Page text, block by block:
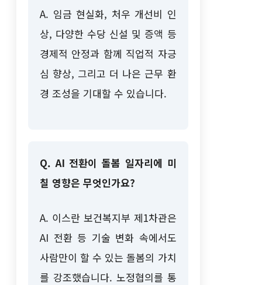
A. 임금 현실화, 처우 개선비 인
상, 다양한 수당 신설 및 증액 등
경제적 안정과 함께 직업적 자긍
심 향상, 그리고 더 나은 근무 환
경 조성을 기대할 수 있습니다.
Q. AI 전환이 돌봄 일자리에 미
칠 영향은 무엇인가요?
A. 이스란 보건복지부 제1차관은
AI 전환 등 기술 변화 속에서도
사람만이 할 수 있는 돌봄의 가치
를 강조했습니다. 노정협의를 통